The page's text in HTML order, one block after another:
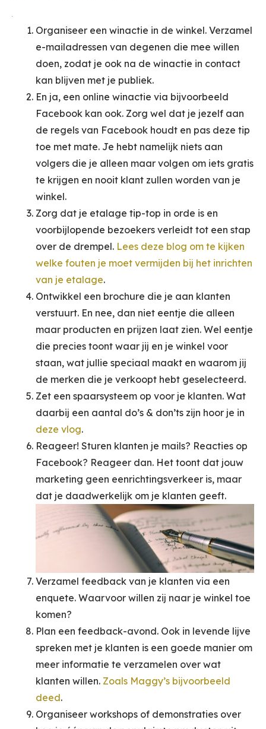
Organiseer een winactie in de winkel. Verzamel
e-mailadressen van degenen die mee willen
doen, zodat je ook na de winactie in contact
kan blijven met je publiek.
En ja, een online winactie via bijvoorbeeld
Facebook kan ook. Zorg wel dat je jezelf aan
de regels van Facebook houdt en pas deze tip
toe met mate. Je hebt namelijk niets aan
volgers die je alleen maar volgen om iets gratis
te krijgen en nooit klant zullen worden van je
winkel.
Zorg dat je etalage tip-top in orde is en
voorbijlopende bezoekers verleidt tot een stap
over de drempel. Lees deze blog om te kijken
welke fouten je moet vermijden bij het inrichten
van je etalage.
Ontwikkel een brochure die je aan klanten
verstuurt. En nee, dan niet eentje die alleen
maar producten en prijzen laat zien. Wel eentje
die precies toont waar jij en je winkel voor
staan, wat jullie speciaal maakt en waarom jij
de merken die je verkoopt hebt geselecteerd.
Zet een spaarsysteem op voor je klanten. Wat
daarbij een aantal do’s & don’ts zijn hoor je in
deze vlog.
Reageer! Sturen klanten je mails? Reacties op
Facebook? Reageer dan. Het toont dat jouw
marketing geen eenrichtingsverkeer is, maar
dat je daadwerkelijk om je klanten geeft.
Verzamel feedback van je klanten via een
enquete. Waarvoor willen zij naar je winkel toe
komen?
Plan een feedback-avond. Ook in levende lijve
spreken met je klanten is een goede manier om
meer informatie te verzamelen over wat
klanten willen. Zoals Maggy’s bijvoorbeeld
deed.
Organiseer workshops of demonstraties over